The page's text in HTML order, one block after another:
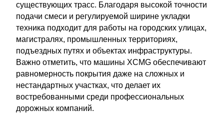
существующих трасс. Благодаря высокой точности
подачи смеси и регулируемой ширине укладки
техника подходит для работы на городских улицах,
магистралях, промышленных территориях,
подъездных путях и объектах инфраструктуры.
Важно отметить, что машины XCMG обеспечивают
равномерность покрытия даже на сложных и
нестандартных участках, что делает их
востребованными среди профессиональных
дорожных компаний.